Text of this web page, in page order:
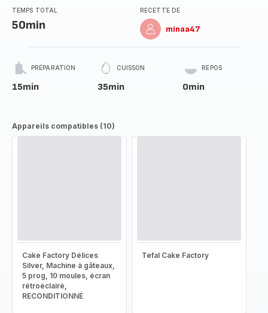
TEMPS TOTAL
50min
RECETTE DE
minaa47
PRÉPARATION
15min
CUISSON
35min
REPOS
0min
Appareils compatibles (10)
Cake Factory Délices
Silver, Machine à gâteaux,
5 prog, 10 moules, écran
rétroéclairé,
RECONDITIONNÉ
Tefal Cake Factory